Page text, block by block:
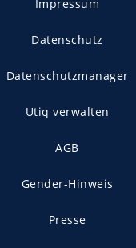
Impressum
Datenschutz
Datenschutzmanager
Utiq verwalten
AGB
Gender-Hinweis
Presse